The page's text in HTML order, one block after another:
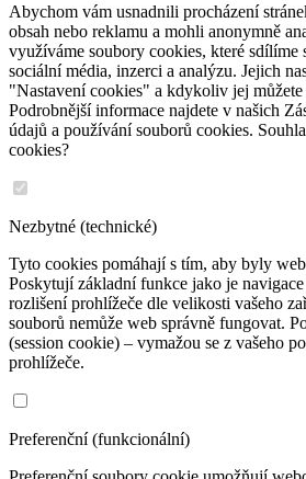
Abychom vám usnadnili procházení
obsah nebo reklamu a mohli anonymně
využíváme soubory cookies, které sdílíme
sociální média, inzerci a analýzu. Jejich
"Nastavení cookies" a kdykoliv jej
Podrobnější informace najdete v našich
údajů a používání souborů cookies.
cookies?
Nezbytné (technické)
Tyto cookies pomáhají s tím, aby byly
Poskytují základní funkce jako je navigace
rozlišení prohlížeče dle velikosti vašeho
souborů nemůže web správně fungovat.
(session cookie) – vymažou se z vašeho
prohlížeče.
Preferenční (funkcionální)